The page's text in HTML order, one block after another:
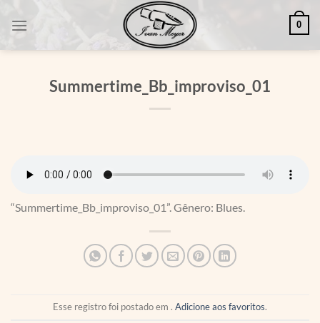
0
Summertime_Bb_improviso_01
“Summertime_Bb_improviso_01”. Gênero: Blues.
Esse registro foi postado em . Adicione aos favoritos.